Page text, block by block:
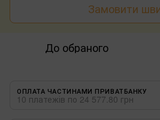
Замовити
До обраного
ОПЛАТА ЧАСТИНАМИ ПРИВАТБАНКУ
10 платежів по 24 577.80 грн